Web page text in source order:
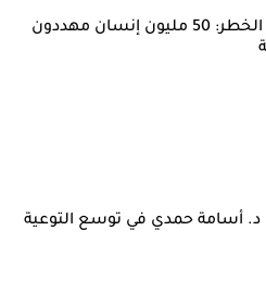
وزير الصحة يدق ناقوس الخطر: 50 مليون إنسان مهددون
أسامة حمدي في توسع التوعية